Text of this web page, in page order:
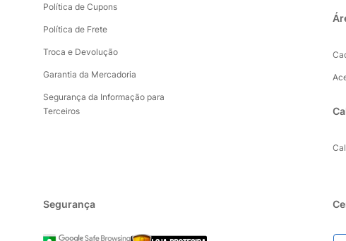
Política de Cupons
Política de Frete
Troca e Devolução
Garantia da Mercadoria
Segurança da Informação para
Terceiros
Segurança